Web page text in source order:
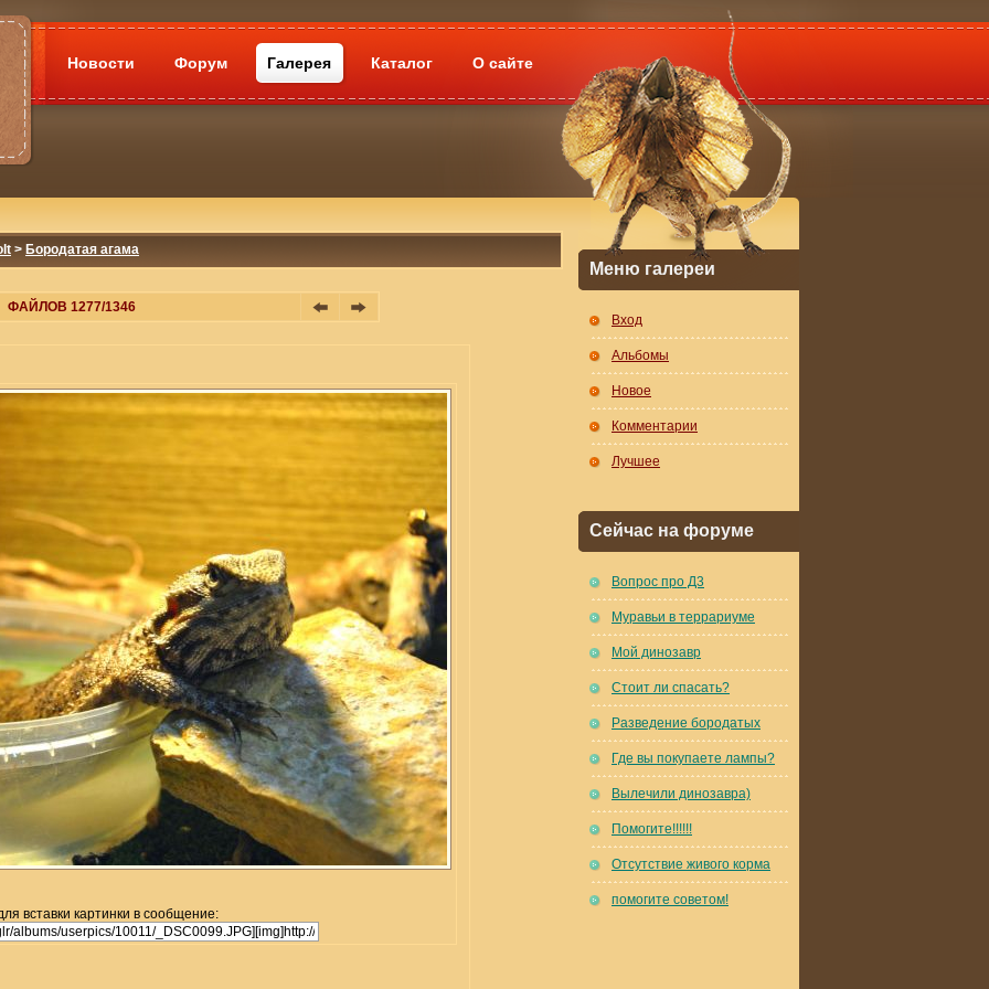
Новости Форум Галерея Каталог О сайте
> Бородатая агама
ФАЙЛОВ 1277/1346
вставки картинки в сообщение:
Меню галереи
Вход
Альбомы
Новое
Комментарии
Лучшее
Сейчас на форуме
Вопрос про Д3
Муравьи в террариуме
Мой динозавр
Стоит ли спасать?
Разведение бородатых
Где вы покупаете лампы?
Вылечили динозавра)
Помогите!!!!!!
Отсутствие живого корма
помогите советом!